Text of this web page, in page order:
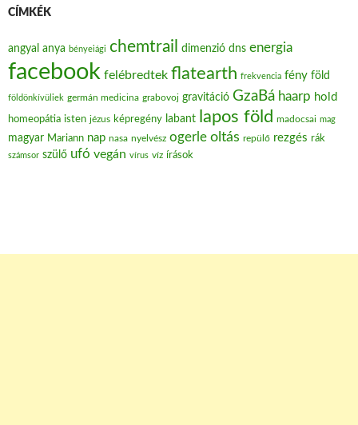
CÍMKÉK
angyal anya bényeiági chemtrail dimenzió dns energia
facebook felébredtek flatearth frekvencia fény föld
földönkívüliek germán medicina grabovoj gravitáció GzaBá haarp hold
homeopátia isten jézus képregény labant lapos föld madocsai mag
magyar Mariann nap nasa nyelvész ogerle oltás repülő rezgés rák
számsor szülő ufó vegán vírus víz írások